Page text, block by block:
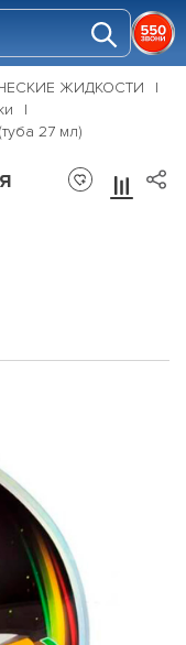
ЖИДКОСТИ
27 мл)